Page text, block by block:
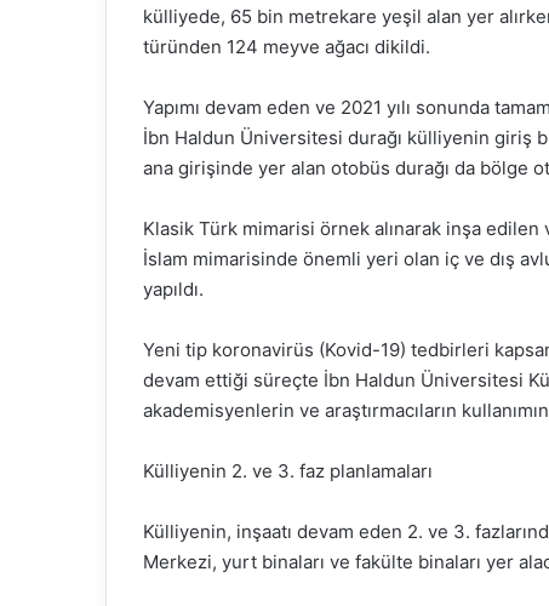
külliyede, 65 bin metrekare yeşil alan yer
türünden 124 meyve ağacı dikildi.
Yapımı devam eden ve 2021 yılı sonunda
İbn Haldun Üniversitesi durağı külliyenin giriş
ana girişinde yer alan otobüs durağı da bölge
Klasik Türk mimarisi örnek alınarak inşa edilen
İslam mimarisinde önemli yeri olan iç ve dış
yapıldı.
Yeni tip koronavirüs (Kovid-19) tedbirleri
devam ettiği süreçte İbn Haldun Üniversitesi
akademisyenlerin ve araştırmacıların
Külliyenin 2. ve 3. faz planlamaları
Külliyenin, inşaatı devam eden 2. ve 3.
Merkezi, yurt binaları ve fakülte binaları yer